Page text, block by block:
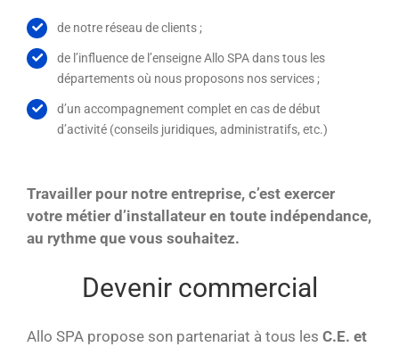
de notre réseau de clients ;
de l’influence de l’enseigne Allo SPA dans tous les
départements où nous proposons nos services ;
d’un accompagnement complet en cas de début
d’activité (conseils juridiques, administratifs, etc.)
Travailler pour notre entreprise, c’est exercer
votre métier d’installateur en toute indépendance,
au rythme que vous souhaitez.
Devenir commercial
Allo SPA propose son partenariat à tous les C.E. et